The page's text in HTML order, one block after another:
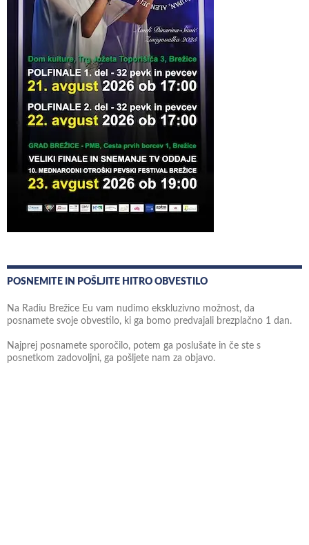
POSNEMITE IN POŠLJITE HITRO OBVESTILO
Na Radiu Brežice Eu vam nudimo ekskluzivno možnost, da
posnamete svoje obvestilo, ki ga bomo predvajali brezplačno 1 dan.
Najprej posnamete sporočilo, potem ga poslušate in če ste s
posnetkom zadovoljni, ga pošljete nam za objavo.